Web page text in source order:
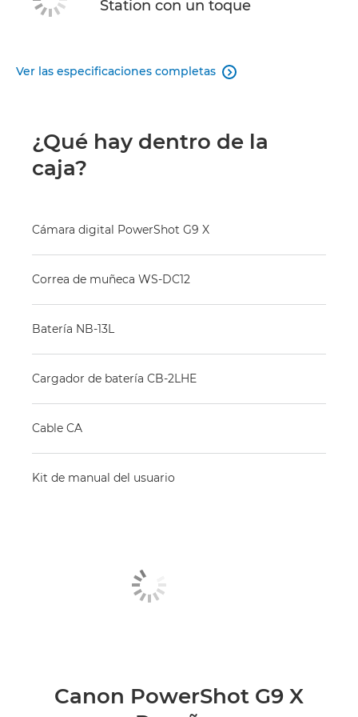
Station con un toque
Ver las especificaciones completas 
¿Qué hay dentro de la
caja?
Cámara digital PowerShot G9 X
Correa de muñeca WS-DC12
Batería NB-13L
Cargador de batería CB-2LHE
Cable CA
Kit de manual del usuario
Canon PowerShot G9 X